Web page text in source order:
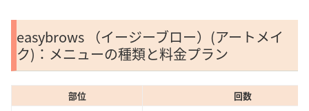
easybrows （イージーブロー）(アートメイ
ク)：メニューの種類と料金プラン
部位
回数